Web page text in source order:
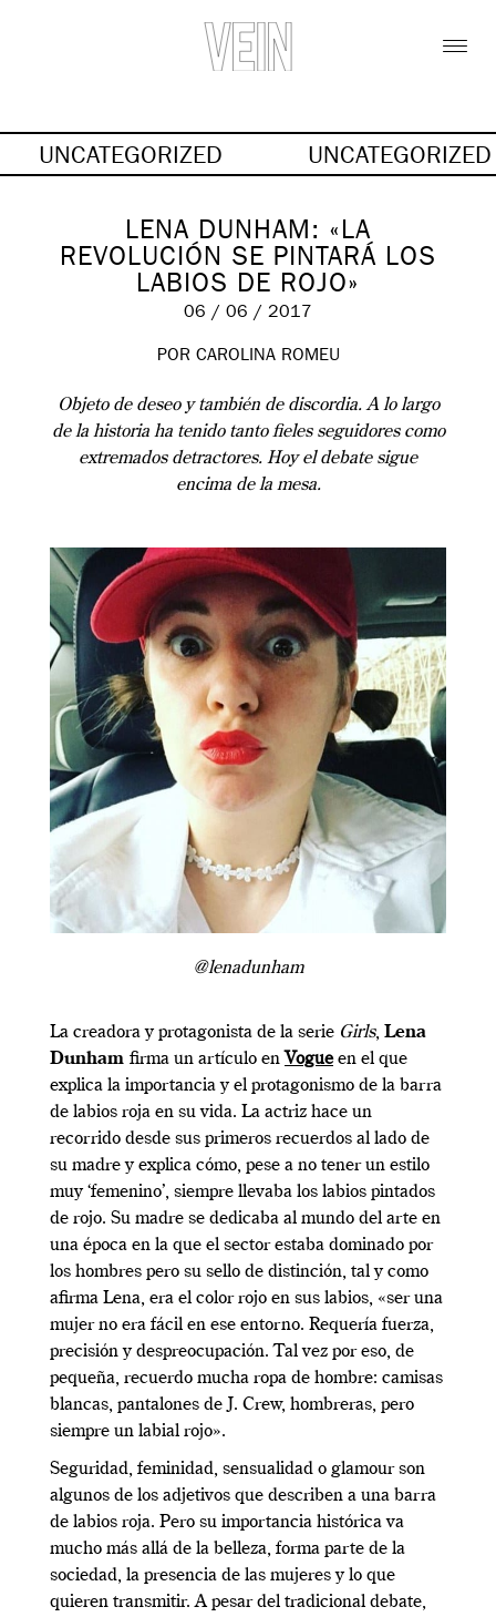
UNCATEGORIZED
LENA DUNHAM: «LA
REVOLUCIÓN SE PINTARÁ LOS
LABIOS DE ROJO»
06 / 06 / 2017
POR CAROLINA ROMEU
Objeto de deseo y también de discordia. A lo largo
de la historia ha tenido tanto fieles seguidores como
extremados detractores. Hoy el debate sigue
encima de la mesa.
@lenadunham
La creadora y protagonista de la serie Girls, Lena
Dunham firma un artículo en Vogueen el que
explica la importancia y el protagonismo de la barra
de labios roja en su vida. La actriz hace un
recorrido desde sus primeros recuerdos al lado de
su madre y explica cómo, pese a no tener un estilo
muy ‘femenino’, siempre llevaba los labios pintados
de rojo. Su madre se dedicaba al mundo del arte en
una época en la que el sector estaba dominado por
los hombres pero su sello de distinción, tal y como
afirma Lena, era el color rojo en sus labios, «ser una
mujer no era fácil en ese entorno. Requería fuerza,
precisión y despreocupación. Tal vez por eso, de
pequeña, recuerdo mucha ropa de hombre: camisas
blancas, pantalones de J. Crew, hombreras, pero
siempre un labial rojo».
Seguridad, feminidad, sensualidad o glamour son
algunos de los adjetivos que describen a una barra
de labios roja. Pero su importancia histórica va
mucho más allá de la belleza, forma parte de la
sociedad, la presencia de las mujeres y lo que
quieren transmitir. A pesar del tradicional debate,